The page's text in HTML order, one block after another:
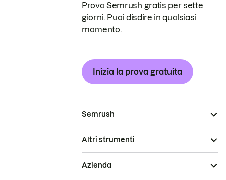
Prova Semrush gratis per sette
giorni. Puoi disdire in qualsiasi
momento.
Inizia la prova gratuita
Semrush
Altri strumenti
Azienda